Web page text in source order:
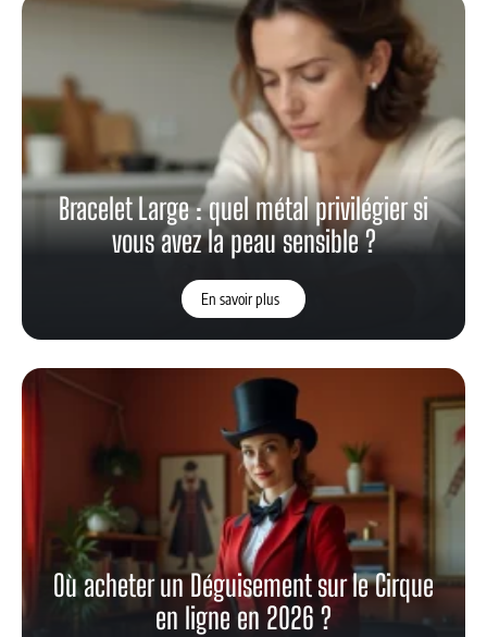
Bracelet Large : quel métal privilégier si
vous avez la peau sensible ?
En savoir plus
Où acheter un Déguisement sur le Cirque
en ligne en 2026 ?